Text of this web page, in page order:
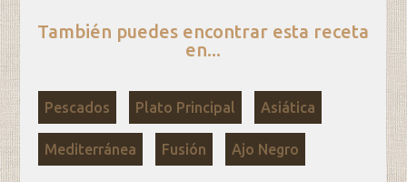
También puedes encontrar esta receta
en...
Pescados Plato Principal Asiática
Mediterránea Fusión Ajo Negro